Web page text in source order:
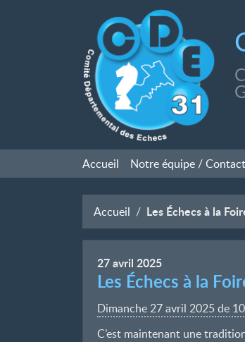
Accueil Notre équipe / Contact
Accueil Les Échecs à la
27avril 2025
Les Échecs à la
Dimanche 27 avril 2025 de
C’est maintenant une